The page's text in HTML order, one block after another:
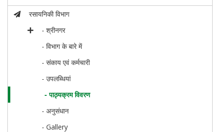
रसायनिकी विभाग
- श्रीनगर
- विभाग के बारे में
- संकाय एवं कर्मचारी
- उपलब्धियां
- पाठ्यक्रम विवरण
- अनुसंधान
- Gallery